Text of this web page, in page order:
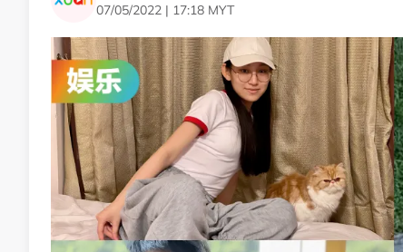
07/05/2022 | 17:18 MYT